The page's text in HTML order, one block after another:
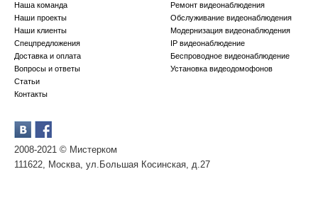
Наша команда
Наши проекты
Наши клиенты
Спецпредложения
Доставка и оплата
Вопросы и ответы
Статьи
Контакты
2008-2021 © Мистерком
111622, Москва, ул.Большая Косинская, д.27
Ремонт видеонаблюдения
Обслуживание видеонаблюдения
Модернизация видеонаблюдения
IP видеонаблюдение
Беспроводное видеонаблюдение
Установка видеодомофонов